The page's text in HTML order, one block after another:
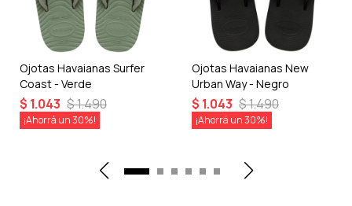
Ojotas Havaianas Surfer
Coast - Verde
$ 1.043 $1.490
30
Ojotas Havaianas New
Urban Way - Negro
$ 1.043 $1.490
30